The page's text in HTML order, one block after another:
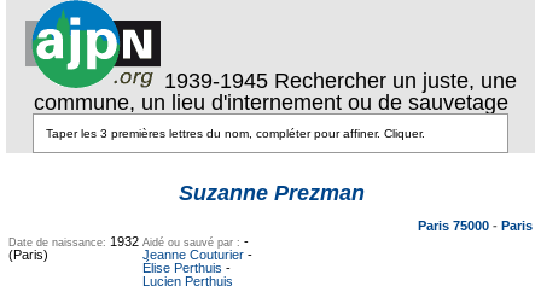
1939-1945 Rechercher un juste, une
commune, un lieu d'internement ou de sauvetage
Suzanne Prezman
Paris 75000 - Paris
Date de naissance: 1932
(Paris)
Aidé ou sauvé par : -
Jeanne Couturier -
Élise Perthuis -
Lucien Perthuis